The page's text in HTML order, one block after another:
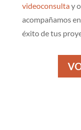
videoconsultay
acompañamos
éxito de tus